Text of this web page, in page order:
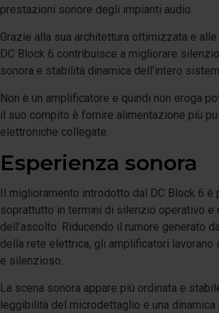
prestazioni sonore degli impianti audio.
Grazie alla sua architettura ottimizzata e
DC Block 6 contribuisce a migliorare
sonora e stabilità dinamica dell’intero
Non è un amplificatore e quindi non eroga
il suo compito è fornire alimentazione più
elettroniche collegate.
Esperienza sonora
Il miglioramento introdotto dal DC Block 6 è
soprattutto in termini di silenzio operativo e
dell’ascolto. Riducendo il rumore generato
della rete elettrica, gli amplificatori lavorano
e silenzioso.
La scena sonora appare più ordinata e
leggibilità del microdettaglio e una dinamica